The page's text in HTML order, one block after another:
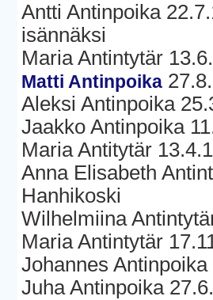
Antti Antinpoika
isännäksi
Maria Antintytär
Matti Antinpoika
Aleksi Antinpoika
Jaakko Antinpoika
Maria Antitytär
Anna Elisabeth
Hanhikoski
Wilhelmiina
Maria Antintytär
Johannes
Juha Antinpoika